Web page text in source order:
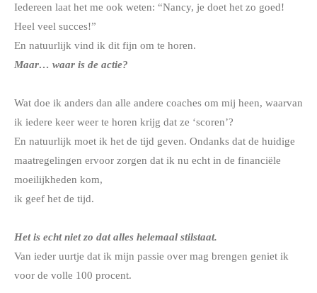
Iedereen laat het me ook weten: “Nancy, je doet het zo goed!
Heel veel succes!”
En natuurlijk vind ik dit fijn om te horen.
Maar… waar is de actie?
Wat doe ik anders dan alle andere coaches om mij heen, waarvan
ik iedere keer weer te horen krijg dat ze ‘scoren’?
En natuurlijk moet ik het de tijd geven. Ondanks dat de huidige
maatregelingen ervoor zorgen dat ik nu echt in de financiële
moeilijkheden kom,
ik geef het de tijd.
Het is echt niet zo dat alles helemaal stilstaat.
Van ieder uurtje dat ik mijn passie over mag brengen geniet ik
voor de volle 100 procent.